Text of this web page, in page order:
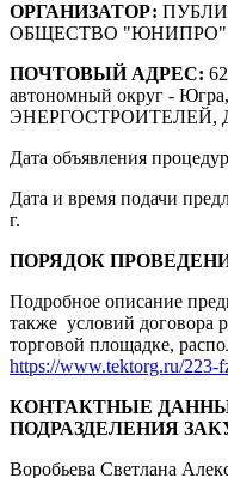
ОРГАНИЗАТОР:
ОБЩЕСТВО "ЮНИПРО"
ПОЧТОВЫЙ АДРЕС:
автономный округ -
ЭНЕРГОСТРОИТЕЛЕЙ,
Дата объявления
Дата и время подачи
г.
ПОРЯДОК
Подробное описание
также условий договора
торговой площадке,
https://www.tektorg.ru/223-
КОНТАКТНЫЕ
ПОДРАЗДЕЛЕНИЯ
Воробьева Светлана